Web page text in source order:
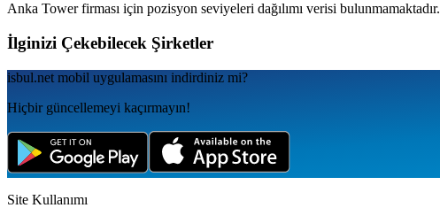
Anka Towerfirması için pozisyon seviyeleri dağılımı verisi bulunmamaktadır.
İlginizi Çekebilecek Şirketler
isbul.net mobil uygulamаsını indirdiniz mi?
Hiçbir güncellemeyi kaçırmayın!
Site Kullanımı